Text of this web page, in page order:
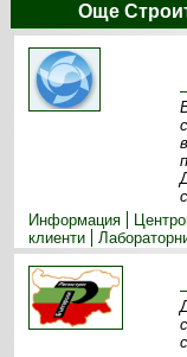
Още
Информация
клиенти